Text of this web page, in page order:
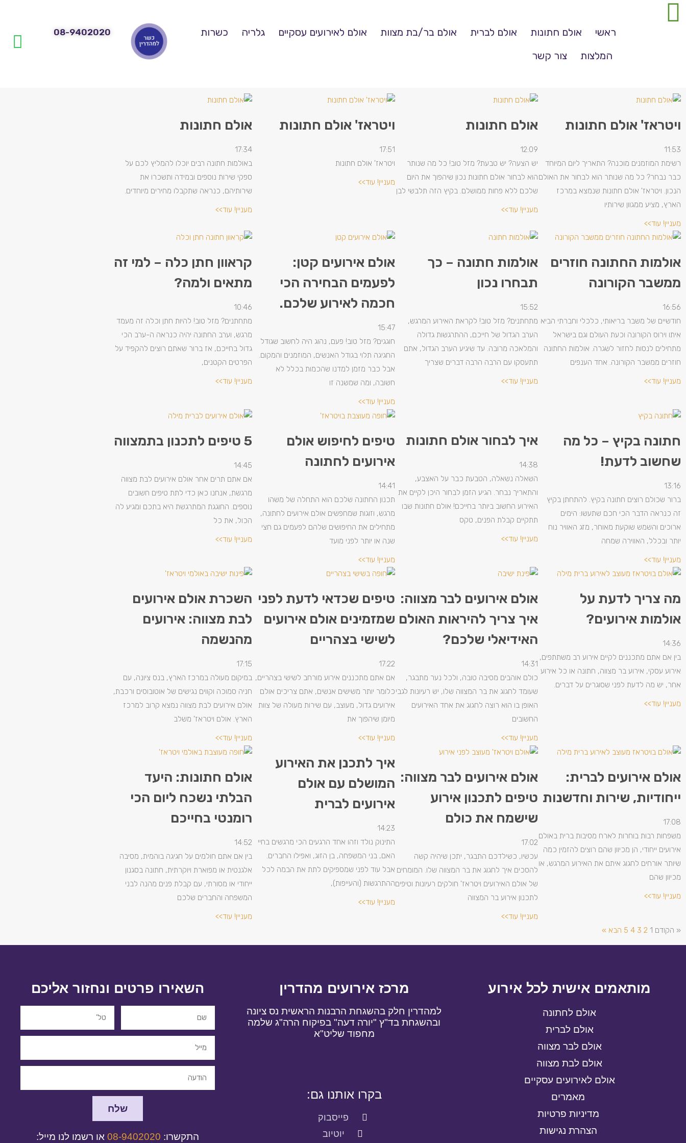
ראשי אולם חתונות אולם לברית אולם בר/בת מצוות אולם לאירועים עסקיים גלריה
כשרות
המלצות
צור קשר
08-9402020
ויטראז' אולם חתונות
11:53
רשימת המוזמנים מוכנה? התאריך ליום המיוחד
כבר נבחר? כל מה שנותר הוא לבחור את האולם
הנכון. ויטראז' אולם חתונות שנמצא במרכז
הארץ, מציע ממגוון שירותיו
מעניין! עוד>>
אולם חתונות
12:09
יש הצעה? יש טבעת? מזל טוב! כל מה שנותר
הוא לבחור אולם חתונות נכון שיהפוך את היום
שלכם ללא פחות ממושלם. בקיץ הזה תלבשי לבן
מעניין! עוד>>
ויטראז' אולם חתונות
17:51
ויטראז' אולם חתונות
מעניין! עוד>>
אולם חתונות
17:34
באולמות חתונה רבים יוכלו להמליץ לכם על
ספקי שירות נוספים ובמידה ותשכרו את
שירותיהם, כנראה שתקבלו מחירים מיוחדים.
מעניין! עוד>>
אולמות החתונה חוזרים
ממשבר הקורונה
16:56
חודשיים של משבר בריאותי, כלכלי וחברתי הביא
איתו וירוס הקורונה וכעת העולם וגם בישראל
מתחילים לנסות לחזור לשגרה. אולמות החתונה
חוזרים ממשבר הקורונה. אחד הענפים
מעניין! עוד>>
אולמות חתונה – כך
תבחרו נכון
15:52
מתחתנים? מזל טוב! לקראת האירוע המרגש,
הערב הגדול של חייכם, ההתרגשות גדולה
והמלאכה מרובה. עד שיגיע הערב הגדול, אתם
תתעסקו עם הרבה הרבה דברים שצריך
מעניין! עוד>>
אולם אירועים קטן:
לפעמים הבחירה הכי
חכמה לאירוע שלכם.
15:47
חוגגים? מזל טוב! פעם, נהוג היה לחשוב שגודל
החגיגה תלוי בגודל האנשים, המוזמנים והמקום.
אבל כבר מזמן למדנו שהכמות בכלל לא
חשובה, ומה שמשנה זו
מעניין! עוד>>
קראוון חתן כלה – למי זה
מתאים ולמה?
10:46
מתחתנים? מזל טוב! להיות חתן וכלה זה מעמד
מרגש, וערב החתונה יהיה כנראה ה-ערב הכי
גדול בחייכם, אז ברור שאתם רוצים להקפיד על
הפרטים הקטנים,
מעניין! עוד>>
חתונה בקיץ – כל מה
שחשוב לדעת!
13:16
ברור שכולם רוצים חתונה בקיץ. להתחתן בקיץ
זה כנראה הדבר הכי חכם שתעשו: הימים
ארוכים והשמש שוקעת מאוחר, מזג האוויר נוח
יותר ובכלל, האווירה שמחה
מעניין! עוד>>
איך לבחור אולם חתונות
14:38
השאלה נשאלה, הטבעת כבר על האצבע,
והתאריך נבחר. הגיע הזמן לבחור היכן לקיים את
האירוע החשוב ביותר בחייכם! אולם חתונות שבו
תתקיים קבלת הפנים, טקס
מעניין! עוד>>
טיפים לחיפוש אולם
אירועים לחתונה
14:41
תכנון החתונה שלכם הוא התחלה של משהו
מרגש, וזוגות שמחפשים אולם אירועים לחתונה,
מתחילים את החיפושים שלהם לפעמים גם חצי
שנה או יותר לפני מועד
מעניין! עוד>>
5 טיפים לתכנון בתמצווה
14:45
אם אתם תרים אחר אולם אירועים לבת מצווה
מרגשת, אנחנו כאן כדי לתת טיפים חשובים
נוספים. החוגגת המתרגשת היא בתכם ומגיע לה
הכול, את כל
מעניין! עוד>>
מה צריך לדעת על
אולמות אירועים?
14:36
בין אם אתם מתכננים לקיים אירוע רב משתתפים,
אירוע עסקי, אירוע בר מצווה, חתונה או כל אירוע
אחר, יש מה לדעת לפני שסוגרים על דברים.
מעניין! עוד>>
אולם אירועים לבר מצווה:
איך צריך להיראות האולם
האידיאלי שלכם?
14:31
כולם אוהבים מסיבה טובה, ולכל נער מתבגר,
שעומד לחגוג את בר המצווה שלו, יש רעיונות לגבי
האופן בו הוא רוצה לחגוג את אחד האירועים
החשובים
מעניין! עוד>>
טיפים שכדאי לדעת לפני
שמזמינים אולם אירועים
לשישי בצהריים
17:22
אם אתם מתכננים אירוע מורחב לשישי בצהריים,
כלומר יותר משישים אנשים, אתם צריכים אולם
אירועים גדול, מעוצב, עם שירות מעולה של צוות
מיומן שיהפוך את
מעניין! עוד>>
השכרת אולם אירועים
לבת מצווה: אירועים
מהנשמה
17:15
במיקום מעולה במרכז הארץ, בנס ציונה, עם
חניה סמוכה וקווים נגישים של אוטובוסים ורכבת,
אולם אירועים לבת מצווה נמצא קרוב למרכז
הארץ. אולם ויטראז' משלב
מעניין! עוד>>
אולם אירועים לברית:
ייחודיות, שירות וחדשנות
17:08
משפחות רבות בוחרות לארח מסיבות ברית באולם
אירועים ייחודי, הן מכיוון שהם רוצים להזמין כמה
שיותר אורחים לחגוג איתם את האירוע המרגש, או
מכיוון שהם
מעניין! עוד>>
אולם אירועים לבר מצווה:
טיפים לתכנון אירוע
שישמח את כולם
17:02
עכשיו, כשילדכם התבגר, יתכן שיהיה קשה
להסכים איך לחגוג את בר המצווה שלו. המומחים
של אולם האירועים ויטראז' חולקים רעיונות וטיפים
לתכנון אירוע בר המצווה
מעניין! עוד>>
איך לתכנן את האירוע
המושלם עם אולם
אירועים לברית
14:23
התינוק נולד וזהו אחד הרגעים הכי מרגשים בחיי
האם, בני המשפחה, בן הזוג, ואפילו החברים.
אבל עוד לפני שמספיקים לתת את הבמה לכל
ההתרגשות (והעייפות),
מעניין! עוד>>
אולם חתונות: היעד
הבלתי נשכח ליום הכי
רומנטי בחייכם
14:52
בין אם אתם חולמים על חגיגה בוהמית, מסיבה
אלגנטית או מפוארת ויוקרתית, חתונה בסגנון
ייחודי או מסורתי, עם קבלת פנים מהנה לבני
המשפחה והחברים שלכם
מעניין! עוד>>
« הקודם 1
2
3
4
5 הבא »
מותאמים אישית לכל אירוע
אולם לחתונה
אולם לברית
אולם לבר מצווה
אולם לבת מצווה
אולם לאירועים עסקיים
מאמרים
מדיניות פרטיות
הצהרת נגישות
מרכז אירועים מהדרין
למהדרין חלק בהשגחת הרבנות הראשית נס ציונה
ובהשגחת בד"ץ "יורה דעה" בפיקוח הרה"ג שלמה
מחפוד שליט"א
בקרו אותנו גם:
פייסבוק
יוטיוב
השאירו פרטים ונחזור אליכם
שלח
התקשרו: 08-9402020או רשמו לנו מייל: